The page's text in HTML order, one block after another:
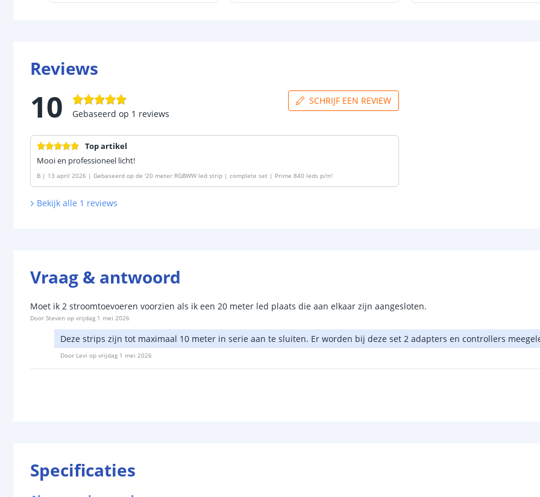
Reviews
10 Gebaseerd op 1 reviews
SCHRIJF EEN REVIEW
Top artikel
Mooi en professioneel licht!
B | 13 april 2026 | Gebaseerd op de '20 meter RGBWW led strip | complete set | Prime 840 leds p/m'
Bekijk alle 1 reviews
Vraag & antwoord
Moet ik 2 stroomtoevoeren voorzien als ik een 20 meter led plaats die aan elkaar zijn aangesloten.
Door Steven op vrijdag 1 mei 2026
Deze strips zijn tot maximaal 10 meter in serie aan te sluiten. Er worden bij deze set 2 adapters en controllers
Door Levi op vrijdag 1 mei 2026
Specificaties